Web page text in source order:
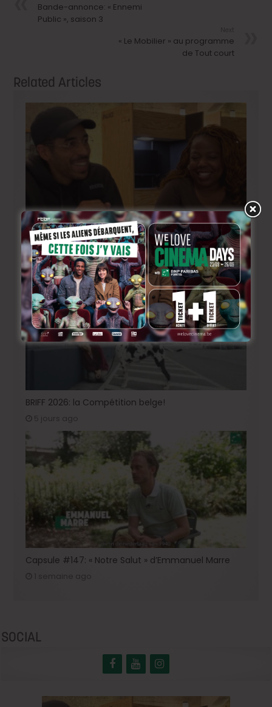
Bande-annonce: « Ennemi
Public », saison 3
« Le Mobilier » au programme
de Tout court
Related Articles
BRIFF Express: Tom Adjibi et Adéola Hawna, « Ceci
n’est pas un film français ».
3 jours ago
BRIFF 2026: la Compétition belge!
5 jours ago
Capsule #147: « Notre Salut » d’Emmanuel Marre
SOCIAL